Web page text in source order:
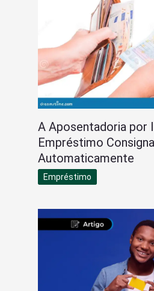
A Aposentadoria por
Empréstimo
Automaticamente
Empréstimo